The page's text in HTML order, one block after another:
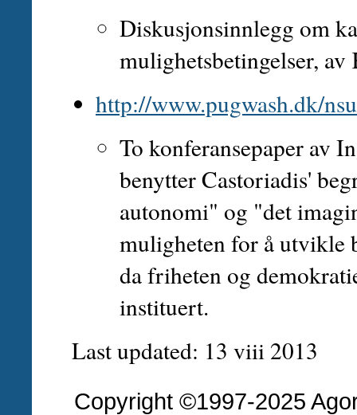
Diskusjonsinnlegg om
mulighetsbetingelser, av
http://www.pugwash.dk/
To konferansepaper av
benytter Castoriadis'
autonomi" og "det
muligheten for å utvikle
da friheten og
instituert.
Last updated: 13 viii 2013
Copyright ©1997-2025